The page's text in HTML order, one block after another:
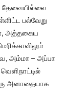
தேவையில்லை
பல்வேறு
அத்தகைய
அம்மா – அப்பா
அனாதையாக